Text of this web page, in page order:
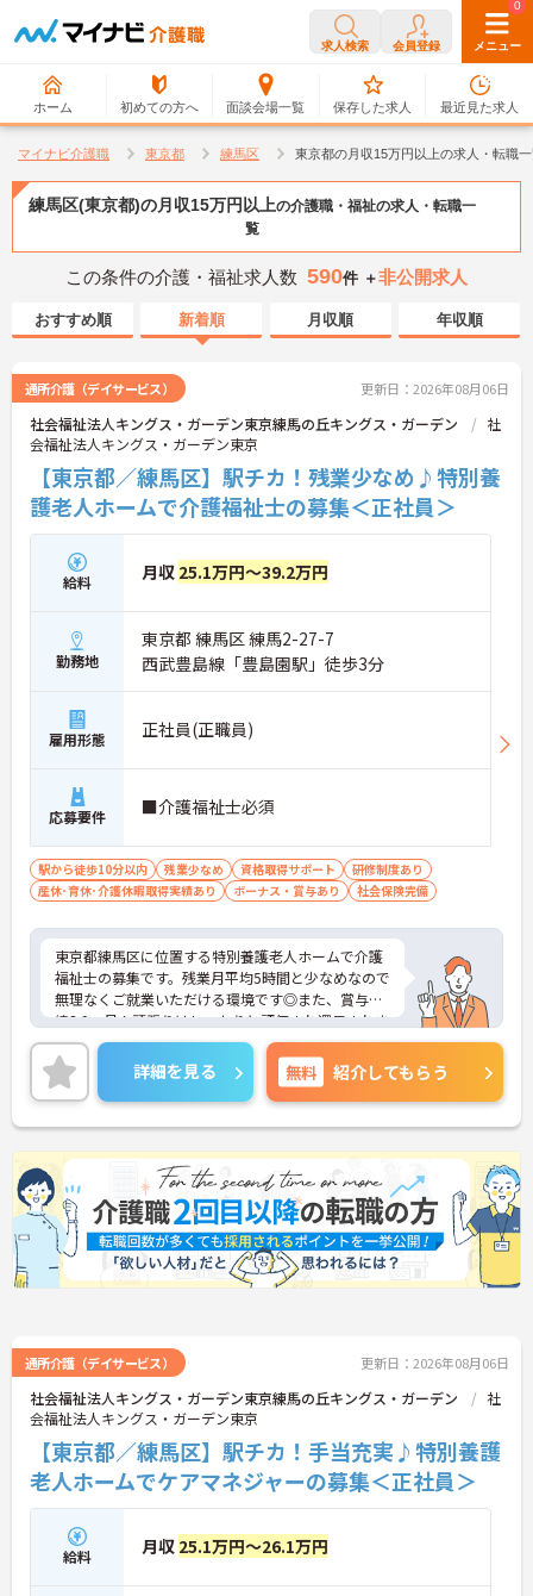
求人検索 会員登録 メニュー
ホーム 初めての方へ 面談会場一覧
0
保存した求人
0
最近見た求人
マイナビ介護職 東京都 練馬区 東京都の月収15万円以上の求人・転職
練馬区(東京都)の月収15万円以上の介護職・福祉の求人・転職一
覧
この条件の介護・福祉求人数 590件 ＋非公開求人
おすすめ順 新着順 月収順 年収順
通所介護（デイサービス） 更新日：2026年08月06日
社会福祉法人キングス・ガーデン東京練馬の丘キングス・ガーデン
社
会福祉法人キングス・ガーデン東京
【東京都／練馬区】駅チカ！残業少なめ♪特別養
護老人ホームで介護福祉士の募集＜正社員＞
給料 月収 25.1万円～39.2万円
勤務地
東京都 練馬区 練馬2-27-7
西武豊島線「豊島園駅」徒歩3分
雇用形態 正社員(正職員)
応募要件 ■介護福祉士必須
駅から徒歩10分以内 残業少なめ 資格取得サポート
研修制度あり
産休･育休･介護休暇取得実績あり
ボーナス・賞与あり 社会保険完備
東京都練馬区に位置する特別養護老人ホームで介護
福祉士の募集です。残業月平均5時間と少なめなので
無理なくご就業いただける環境です◎また、賞与実
績3.9ヶ月！頑張りはしっかりと評価され還元されま
す♪ご興味のある方はご面接のポイントお伝えしま
すのでご気軽にお問い合わせください。
詳細を見る 無料 紹介してもらう
通所介護（デイサービス） 更新日：2026年08月06日
社会福祉法人キングス・ガーデン東京練馬の丘キングス・ガーデン
社
会福祉法人キングス・ガーデン東京
【東京都／練馬区】駅チカ！手当充実♪特別養護
老人ホームでケアマネジャーの募集＜正社員＞
給料 月収 25.1万円～26.1万円